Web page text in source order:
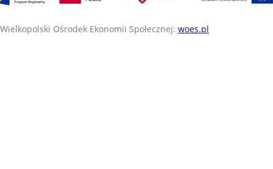
Wielkopolski Ośrodek Ekonomii Społecznej: woes.pl